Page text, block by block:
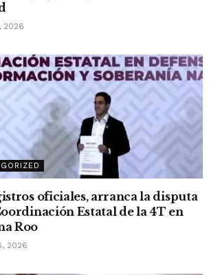
2026
oficiales, arranca la disputa
Estatal de la 4T en
Roo
2026